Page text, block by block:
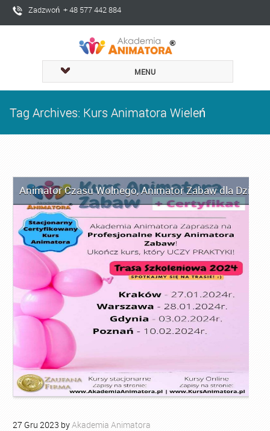
Zadzwoń + 48 577 442 884
MENU
Tag Archives: Kurs Animatora Wieleń
Animator Czasu Wolnego,Animator Zabaw dla Dzieci
27 Gru 2023 byAkademia Animatora